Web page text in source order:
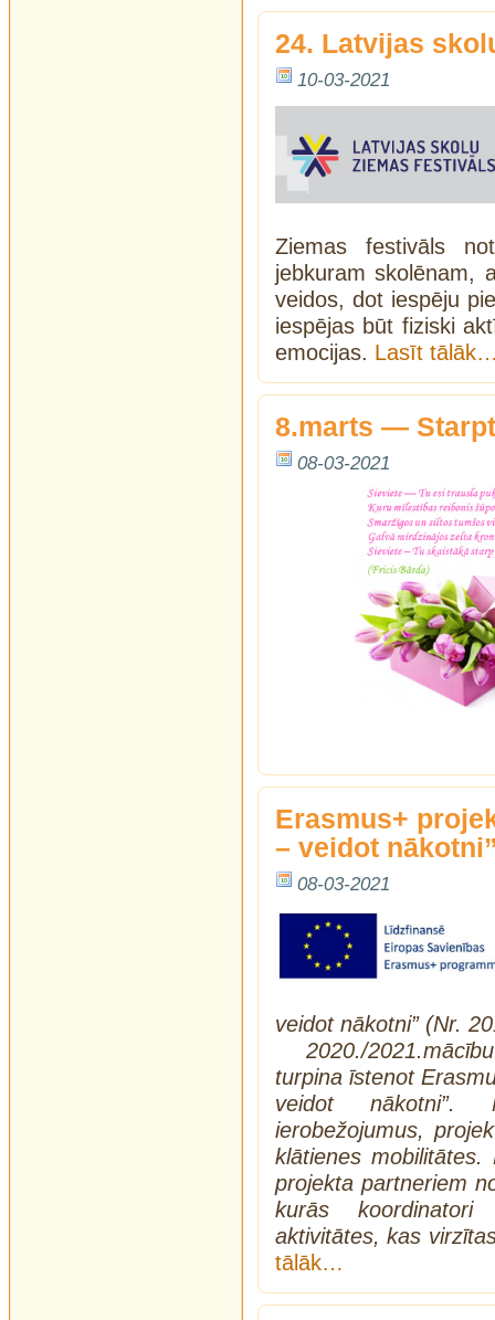
24. Latvijas
10-03-2021
Ziemas festivāls
jebkuram skolēnam,
veidos, dot iespēju
iespējas būt fiziski
emocijas. Lasīt
8.marts —
08-03-2021
Erasmus+
– veidot
08-03-2021
veidot nākotni” (Nr.
2020./
turpina īstenot
veidot nākotni”.
ierobežojumus,
klātienes
projekta partneriem
kurās
aktivitātes, kas
tālāk…